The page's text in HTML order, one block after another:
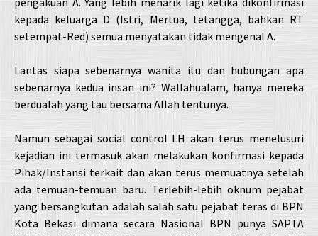
kepada keluarga D (Istri, Mertua, tetangga, bahkan RT
setempat-Red) semua menyatakan tidak mengenal A.
Lantas siapa sebenarnya wanita itu dan hubungan apa
sebenarnya kedua insan ini? Wallahualam, hanya mereka
berdualah yang tau bersama Allah tentunya.
Namun sebagai social control LH akan terus menelusuri
kejadian ini termasuk akan melakukan konfirmasi kepada
Pihak/Instansi terkait dan akan terus memuatnya setelah
ada temuan-temuan baru. Terlebih-lebih oknum pejabat
yang bersangkutan adalah salah satu pejabat teras di BPN
Kota Bekasi dimana secara Nasional BPN punya SAPTA